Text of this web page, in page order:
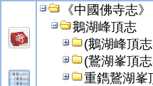
《中國佛寺志》
鵝湖峰頂志
(鵝湖峰頂
(鵞湖峯頂
重鐫鵞湖峯